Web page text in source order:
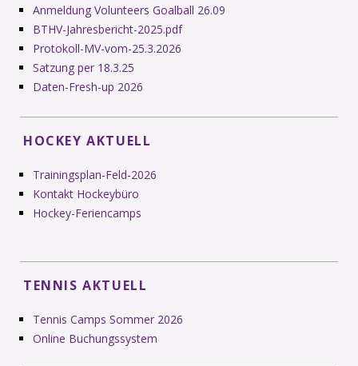
Anmeldung Volunteers Goalball 26.09
BTHV-Jahresbericht-2025.pdf
Protokoll-MV-vom-25.3.2026
Satzung per 18.3.25
Daten-Fresh-up 2026
HOCKEY AKTUELL
Trainingsplan-Feld-2026
Kontakt Hockeybüro
Hockey-Feriencamps
TENNIS AKTUELL
Tennis Camps Sommer 2026
Online Buchungssystem